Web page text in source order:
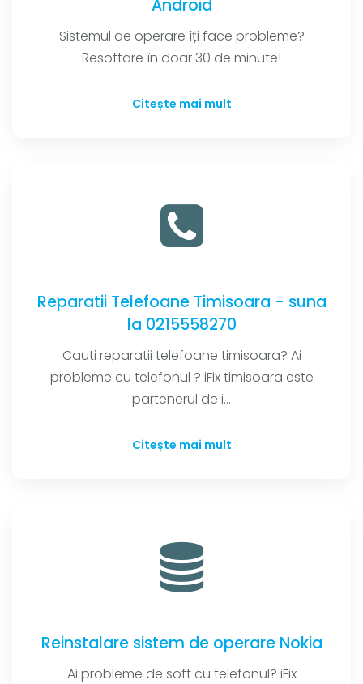
Android
Sistemul de operare îți face probleme?
Resoftare în doar 30 de minute!
Citește mai mult
Reparatii Telefoane Timisoara - suna
la 0215558270
Cauti reparatii telefoane timisoara? Ai
probleme cu telefonul ? iFix timisoara este
partenerul de i...
Citește mai mult
Reinstalare sistem de operare Nokia
Ai probleme de soft cu telefonul? iFix